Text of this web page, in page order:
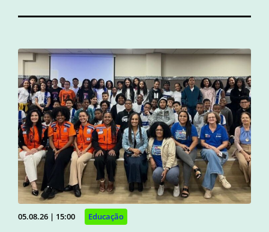
05.08.26 | 15:00 Educação